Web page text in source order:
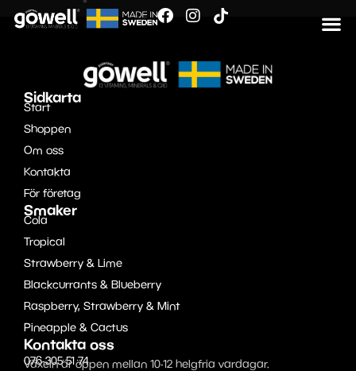
Sidkarta
Start
Shoppen
Om oss
Kontakta
För företag
Smaker
Cola
Tropical
Strawberry & Lime
Blackcurrants & Blueberry
Raspberry, Strawberry & Mint
Pineapple & Cactus
Kontakta oss
076-305 51 74
Växeln är öppen mellan 10-12 helgfria vardagar.